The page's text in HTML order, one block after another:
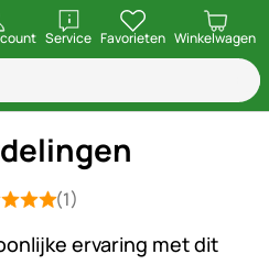
ServiceopenenFavorieten Winkelwagen
5 van 5 (1
(1)
ervaring met dit